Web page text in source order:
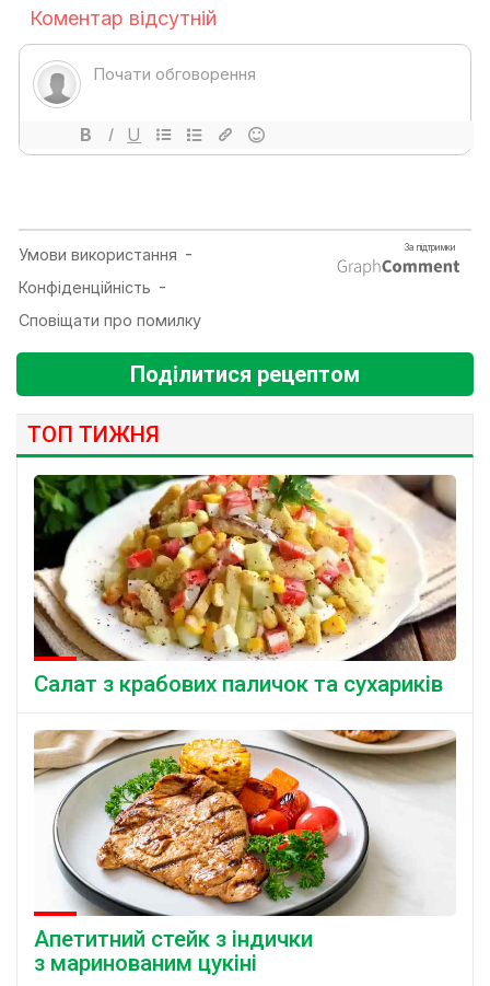
Поділитися рецептом
ТОП ТИЖНЯ
Салат з крабових паличок та сухариків
Апетитний стейк з індички
з маринованим цукіні